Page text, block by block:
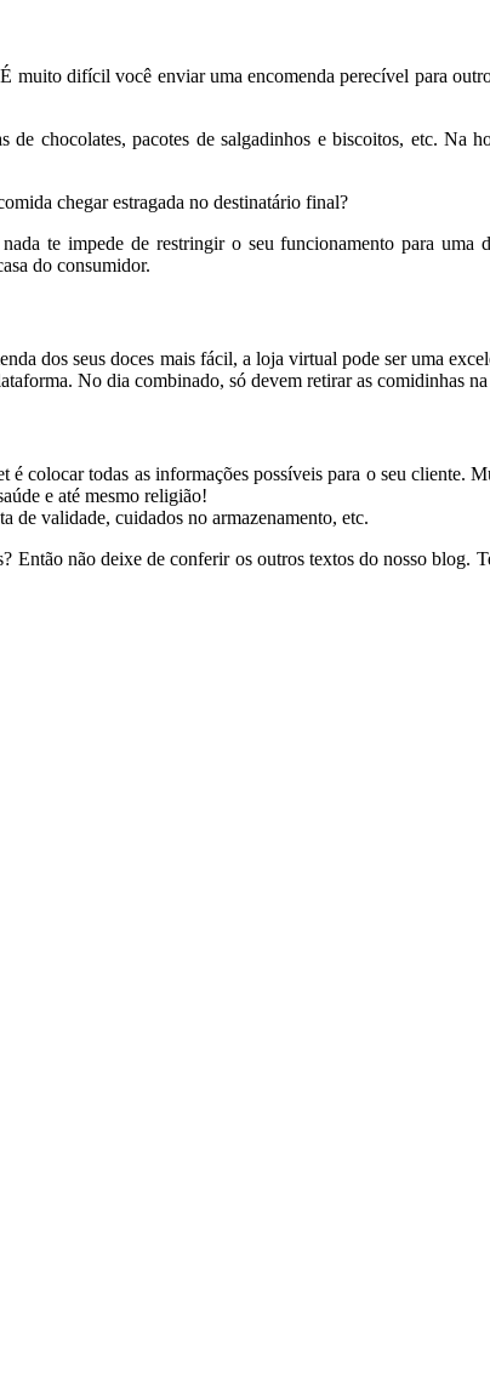
difícil você enviar uma encomenda perecível para
chocolates, pacotes de salgadinhos e biscoitos, etc. Na
chegar estragada no destinatário final?
te impede de restringir o seu funcionamento para uma
do consumidor.
dos seus doces mais fácil, a loja virtual pode ser uma
No dia combinado, só devem retirar as comidinhas
todas as informações possíveis para o seu cliente.
e até mesmo religião!
de validade, cuidados no armazenamento, etc.
não deixe de conferir os outros textos do nosso blog.